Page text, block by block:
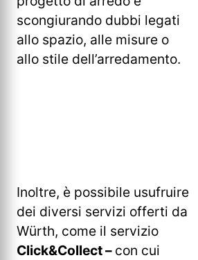
scongiurando dubbi legati
allo spazio, alle misure o
allo stile dell’arredamento.
Inoltre, è possibile usufruire
dei diversi servizi offerti da
Würth, come il servizio
Click&Collect – con cui